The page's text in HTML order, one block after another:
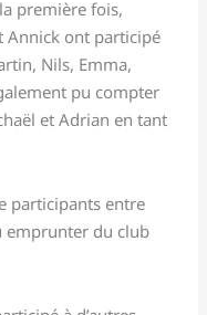
première fois,
Annick ont participé
Nils, Emma,
pu compter
et Adrian en tant
participants entre
emprunter du club